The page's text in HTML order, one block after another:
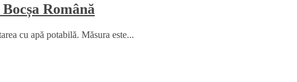
Română
cu apă potabilă. Măsura este...